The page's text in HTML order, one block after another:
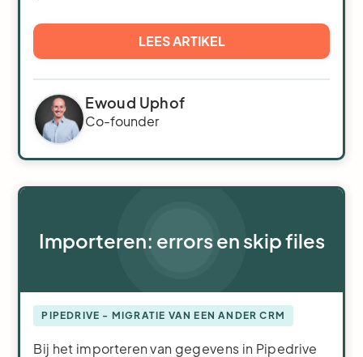
LEES ARTIKEL
Ewoud Uphof
Co-founder
Importeren: errors en skip files
PIPEDRIVE - MIGRATIE VAN EEN ANDER CRM
Bij het importeren van gegevens in Pipedrive